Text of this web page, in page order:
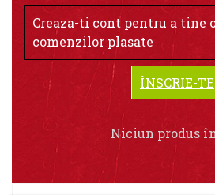
Creaza-ti cont pentru a tine
comenzilor plasate
ÎNSCRIE-TE
Niciun produs